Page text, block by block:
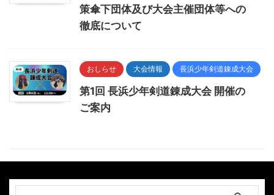
策傘下団体及び大会主催団体等への
徹底について
おしらせ 大会情報 長浜少年剣道錬成大会
第1回 長浜少年剣道錬成大会 開催の
ご案内